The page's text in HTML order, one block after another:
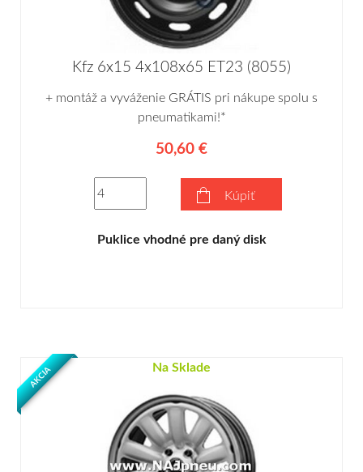
Kfz 6x15 4x108x65 ET23 (8055)
+ montáž a vyváženie GRÁTIS pri nákupe spolu s
pneumatikami!*
50,60 €
Kúpiť
Puklice vhodné pre daný disk
Na Sklade
AKCIA